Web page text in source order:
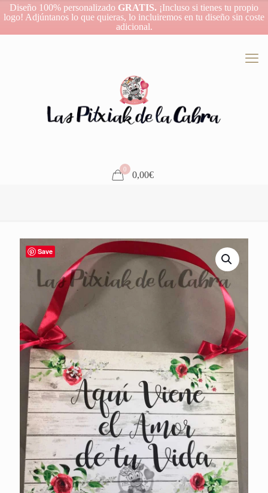
Diseño 100% personalizado GRATIS. ¡Incluso si tienes tu propio
logo! Adjúntanos lo que quieras, lo incluiremos en tu diseño sin coste
adicional.
0
0,00€
Save